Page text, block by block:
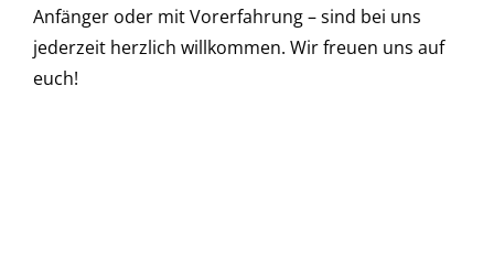
Anfänger oder mit Vorerfahrung – sind bei uns
jederzeit herzlich willkommen. Wir freuen uns auf
euch!